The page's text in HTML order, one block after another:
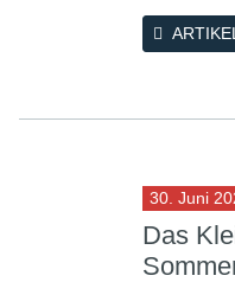
30. Juni
Das